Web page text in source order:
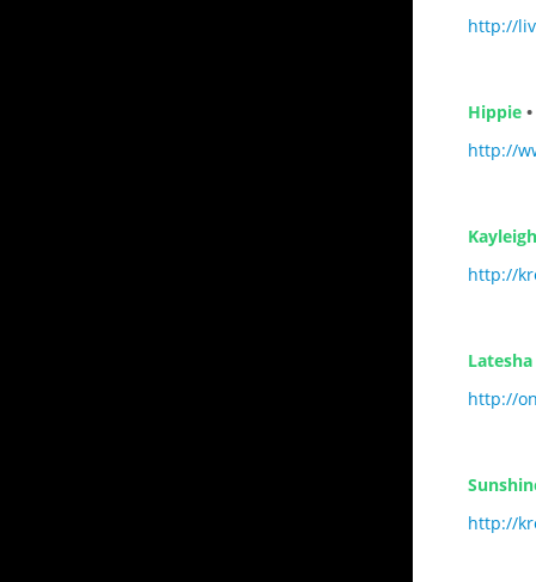
http://
Hippie•
http://
Kayleigh
http://
Latesha
http://
http://